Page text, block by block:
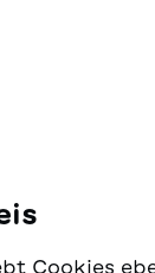
Cookies